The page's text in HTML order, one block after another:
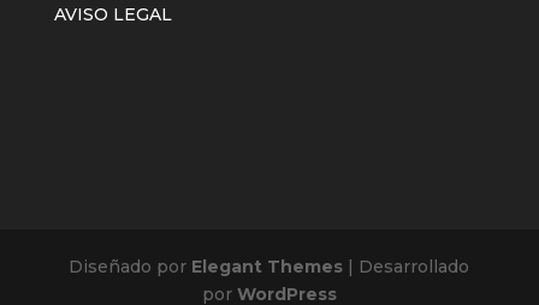
AVISO LEGAL
Diseñado por Elegant Themes | Desarrollado
por WordPress